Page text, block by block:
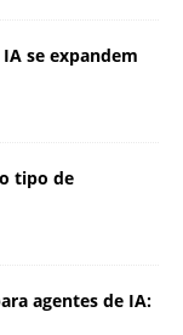
se expandem
tipo de
agentes de IA: